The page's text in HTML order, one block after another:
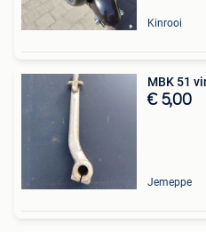
Kinrooi
MBK 51
€ 5,00
Jemeppe